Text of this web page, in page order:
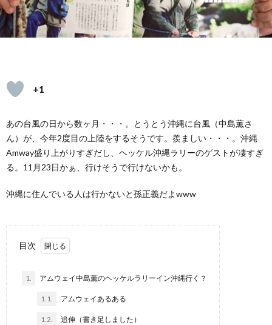
ピ
+1
あの台風の日から数ヶ月・・・。とうとう沖縄に台風（中島薫さ
ん）が、今年2度目の上陸をするそうです。羨ましい・・・。沖縄
Amway盛り上がりすぎだし、ヘッケル沖縄ラリーのゲストが凄すぎ
る。11月23日かぁ、行けそうで行けないかも。
沖縄に住んでいる人は行かないと孫正義だよwww
目次
1. アムウェイ中島薫のヘッケルラリーイン沖縄行く？
1.1. アムウェイあるある
1.2. 追伸（書き足しました）